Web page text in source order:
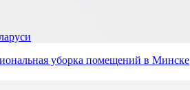
уборка помещений в Минске